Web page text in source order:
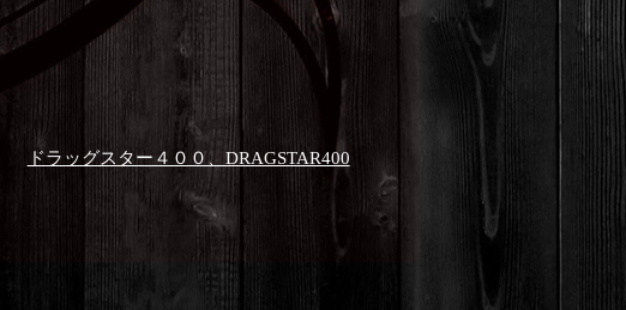
ドラッグスター４００、DRAGSTAR400